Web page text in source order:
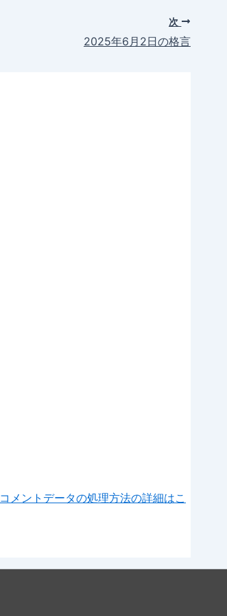
次
2025年6月2日の格言
コメントデータの処理方法の詳細はこ